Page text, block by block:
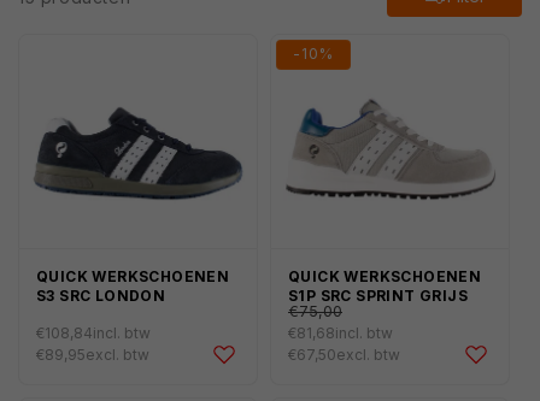
QUICK WERKSCHOENEN
S3 SRC LONDON
Normale
prijs
€108,84incl. btw
€89,95excl. btw
-10%
QUICK WERKSCHOENEN
S1P SRC SPRINT GRIJS
Normale
prijs
€90,75
€75,00
Aanbiedingsprijs
€81,68incl. btw
€67,50excl. btw